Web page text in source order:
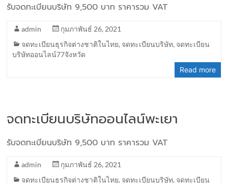
รับจดทะเบียนบริษัท 9,500 บาท ราคารวม VAT
admin
กุมภาพันธ์ 26, 2021
จดทะเบียนธุรกิจต่างชาติในไทย, จดทะเบียนบริษัท, จดทะเบียน
บริษัทออนไลน์77จังหวัด
Read more
จดทะเบียนบริษัทออนไลน์พะเยา
รับจดทะเบียนบริษัท 9,500 บาท ราคารวม VAT
admin
กุมภาพันธ์ 26, 2021
จดทะเบียนธุรกิจต่างชาติในไทย, จดทะเบียนบริษัท, จดทะเบียน